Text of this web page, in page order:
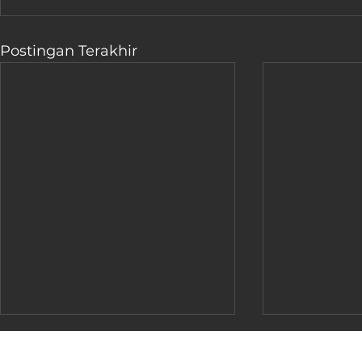
Postingan Terakhir